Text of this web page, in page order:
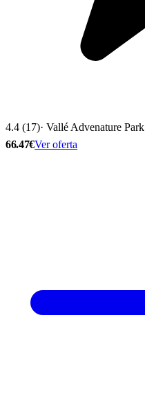
4.4 (17)· Vallé Advenature Park
66.47€Ver oferta